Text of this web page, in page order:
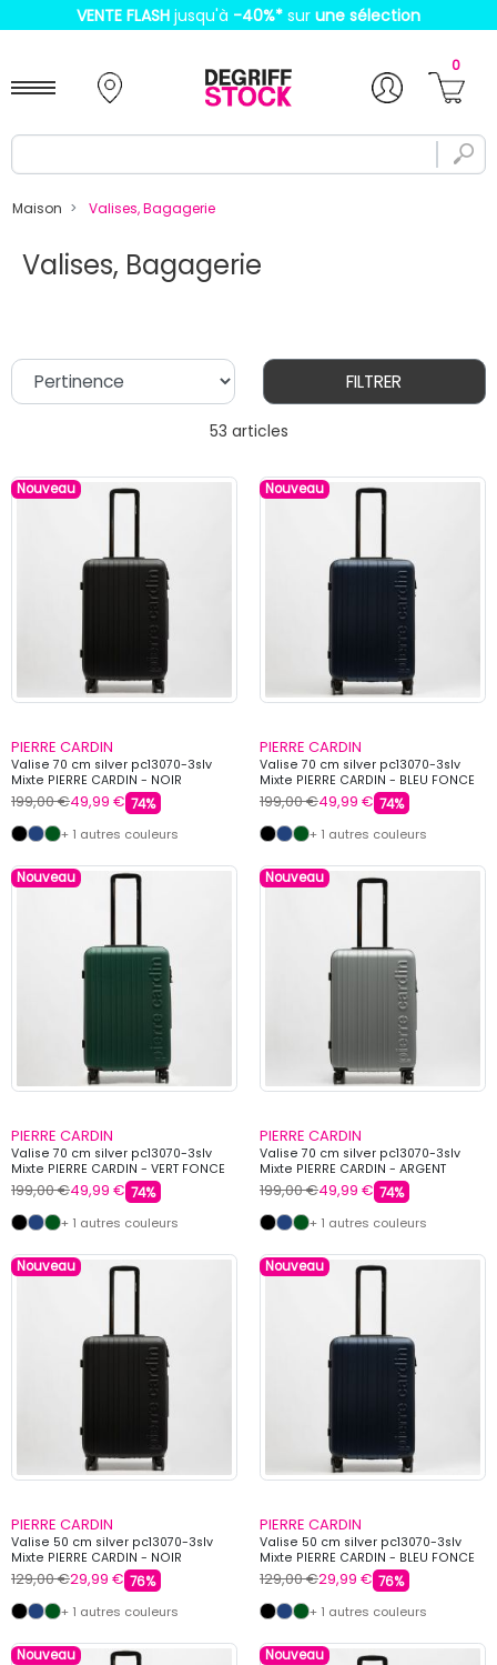
VENTE FLASH jusqu'à -40%* sur une sélection
0
Maison Valises, Bagagerie
Valises, Bagagerie
53 articles
FILTRER
Nouveau
PIERRE CARDIN
Valise 70 cm silver pc13070-3slv
Mixte PIERRE CARDIN - NOIR
199,00 €49,99 € 74%
+ 1 autres couleurs
Nouveau
PIERRE CARDIN
Valise 70 cm silver pc13070-3slv
Mixte PIERRE CARDIN - BLEU FONCE
199,00 €49,99 € 74%
+ 1 autres couleurs
Nouveau
PIERRE CARDIN
Valise 70 cm silver pc13070-3slv
Mixte PIERRE CARDIN - VERT FONCE
199,00 €49,99 € 74%
+ 1 autres couleurs
Nouveau
PIERRE CARDIN
Valise 70 cm silver pc13070-3slv
Mixte PIERRE CARDIN - ARGENT
199,00 €49,99 € 74%
+ 1 autres couleurs
Nouveau
PIERRE CARDIN
Valise 50 cm silver pc13070-3slv
Mixte PIERRE CARDIN - NOIR
129,00 €29,99 € 76%
+ 1 autres couleurs
Nouveau
PIERRE CARDIN
Valise 50 cm silver pc13070-3slv
Mixte PIERRE CARDIN - BLEU FONCE
129,00 €29,99 € 76%
+ 1 autres couleurs
Nouveau Nouveau